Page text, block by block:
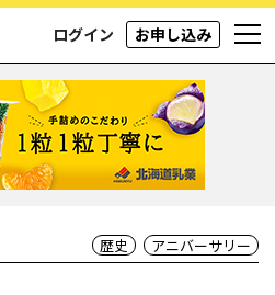
ログイン お申し込み
歴史 アニバーサリー